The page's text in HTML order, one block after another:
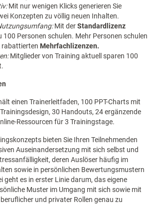
Mit nur wenigen Klicks generieren Sie
Konzepten zu völlig neuen Inhalten.
Mit derStandardlizenz
100 Personen schulen. Mehr Personen schulen
rabattierten Mehrfachlizenzen.
Mitglieder von Training aktuell sparen 100
einen Trainerleitfaden, 100 PPT-Charts mit
30 Handouts, 24 ergänzende
Ressourcen für 3 Trainingstage.
bieten Sie Ihren Teilnehmenden
Auseinandersetzung mit sich selbst und
deren Auslöser häufig im
sowie in persönlichen Bewertungsmustern
geht es in erster Linie darum, das eigene
Muster im Umgang mit sich sowie mit
und privater Rollen genau zu